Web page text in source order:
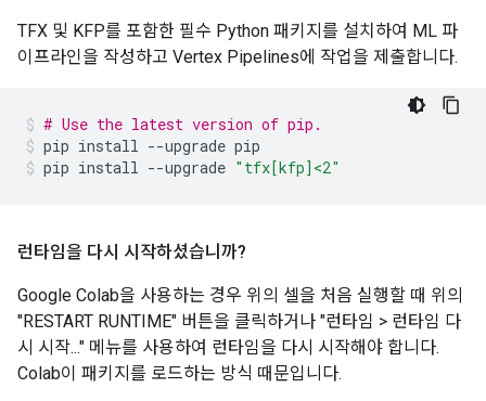
TFX 및 KFP를 포함한 필수 Python 패키지를 설치하여 ML 파
이프라인을 작성하고 Vertex Pipelines에 작업을 제출합니다.
# Use the latest version of pip.
pip install --upgrade pip
pip install --upgrade "tfx[kfp]<2"
런타임을 다시 시작하셨습니까?
Google Colab을 사용하는 경우 위의 셀을 처음 실행할 때 위의
"RESTART RUNTIME" 버튼을 클릭하거나 "런타임 > 런타임 다
시 시작..." 메뉴를 사용하여 런타임을 다시 시작해야 합니다.
Colab이 패키지를 로드하는 방식 때문입니다.